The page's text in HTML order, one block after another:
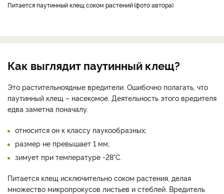
Питается паутинный клещ соком растений фото автора
Как выглядит паутинный клещ?
Это растительноядные вредители. Ошибочно полагать, что
паутинный клещ – насекомое. Деятельность этого вредителя
едва заметна поначалу.
относится он к классу паукообразных;
размер не превышает 1 мм;
зимует при температуре -28°С.
Питается клещ исключительно соком растения, делая
множество микропрокусов листьев и стеблей. Вредитель